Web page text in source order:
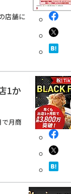
店舗に
1か
で月商